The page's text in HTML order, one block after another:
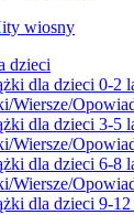
dzieci
dla dzieci 0-2
Wiersze/
dla dzieci 3-5
Wiersze/
dla dzieci 6-8
Wiersze/
dla dzieci 9-12